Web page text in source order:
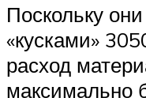
Поскольку
«кусками»
расход
максимально